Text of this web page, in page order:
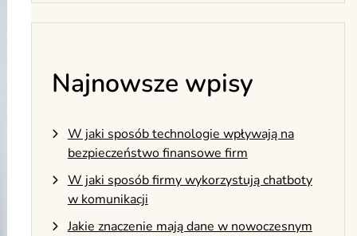
Najnowsze wpisy
W jaki sposób technologie wpływają na
bezpieczeństwo finansowe firm
W jaki sposób firmy wykorzystują chatboty
w komunikacji
Jakie znaczenie mają dane w nowoczesnym